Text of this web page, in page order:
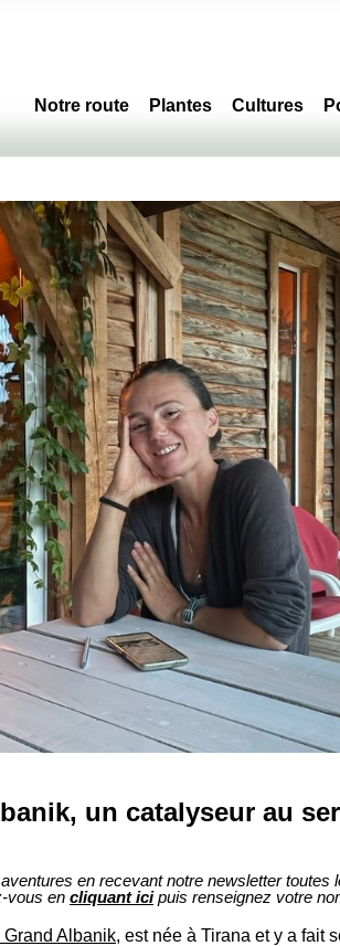
Notre route Plantes Cultures
un catalyseur au
en recevant notre newsletter toutes
vous en cliquant icipuis renseignez votre
Albanik, est née à Tirana et y a fait